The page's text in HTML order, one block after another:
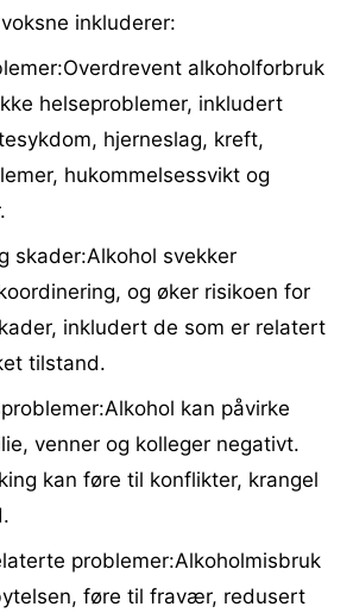
inkluderer:
alkoholforbruk
helseproblemer, inkludert
hjerneslag, kreft,
hukommelsessvikt og
skader:Alkohol svekker
og øker risikoen for
inkludert de som er relatert
tilstand.
kan påvirke
venner og kolleger negativt.
kan føre til konflikter, krangel
problemer:Alkoholmisbruk
føre til fravær, redusert